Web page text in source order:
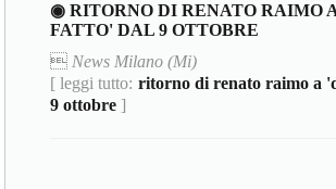
◉ RITORNO DI RENATO RAIMO
FATTO' DAL 9 OTTOBRE
 News Milano (Mi)
[ leggi tutto: ritorno di renato raimo a
9 ottobre ]